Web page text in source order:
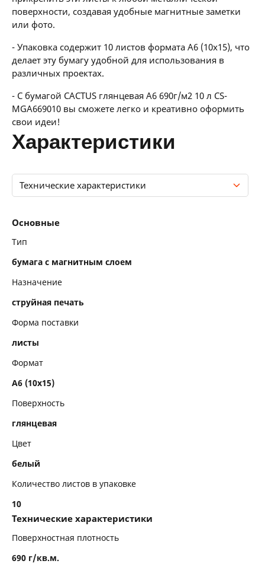
поверхности, создавая удобные магнитные заметки
или фото.
- Упаковка содержит 10 листов формата A6 (10x15), что
делает эту бумагу удобной для использования в
различных проектах.
- С бумагой CACTUS глянцевая A6 690г/м2 10 л CS-
MGA669010 вы сможете легко и креативно оформить
свои идеи!
характеристики
Технические характеристики
Технические характеристики
Основные
Тип
бумага с магнитным слоем
Назначение
струйная печать
Форма поставки
листы
Формат
A6 (10x15)
Поверхность
глянцевая
Цвет
белый
Количество листов в упаковке
10
Технические характеристики
Поверхностная плотность
690 г/кв.м.